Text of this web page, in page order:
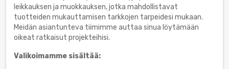
leikkauksen ja muokkauksen, jotka mahdollistavat
tuotteiden mukauttamisen tarkkojen tarpeidesi mukaan.
Meidän asiantunteva tiimimme auttaa sinua löytämään
oikeat ratkaisut projekteihisi.
Valikoimamme sisältää: